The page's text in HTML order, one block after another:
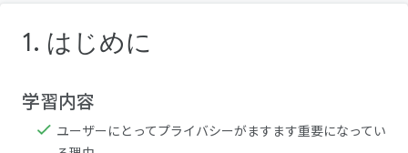
1. はじめに
学習内容
ユーザーにとってプライバシーがますます重要になってい